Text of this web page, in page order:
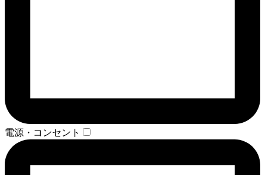
電源・コンセント